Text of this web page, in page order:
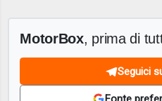
MotorBox, prima di
Seguici